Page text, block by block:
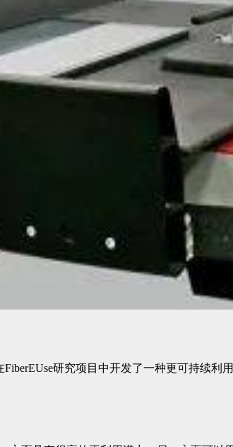
研究项目中开发了一种更可持续